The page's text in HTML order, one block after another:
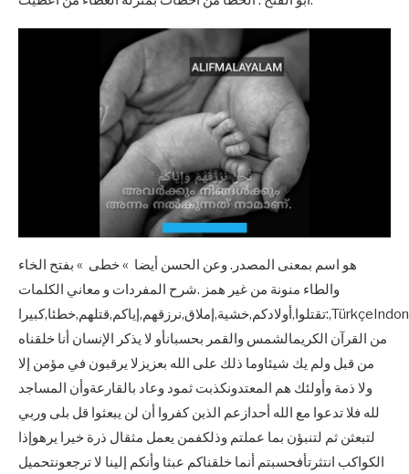
هو اسم بمعنى المصدر. وعن الحسن أيضا » خطى » بفتح الخاء
والطاء منونة من غير همز .شرح المفردات و معاني الكلمات
:تقتلوا,أولادكم,خشية,إملاق,نرزقهم,إياكم,قتلهم,خطئا,كبيرا,TürkçeIndonesiaРусскийFrançaisفارسیتفسيرانجليزياعرابآيات
من القرآن الكريمالشمس والقمر بحسبانأو لا يذكر الإنسان أنا خلقناه
من قبل ولم يك شيئاوما ذلك على الله بعزيزلا يرقبون في مؤمن إلا
ولا ذمة وأولئك هم المعتدونكذبت ثمود وعاد بالقارعةوأن المساجد
لله فلا تدعوا مع الله أحدازعم الذين كفروا أن لن يبعثوا قل بلى وربي
لتبعثن ثم لتنبؤن بما عملتم وذلكفمن يعمل مثقال ذرة خيرا يرهوإذا
الكواكب انتثرتأفحسبتم أنما خلقناكم عبثا وأنكم إلينا لا ترجعونتحميل